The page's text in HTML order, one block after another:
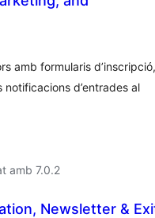
amb formularis d’inscripció,
d’entrades al
amb 7.0.2
Newsletter &